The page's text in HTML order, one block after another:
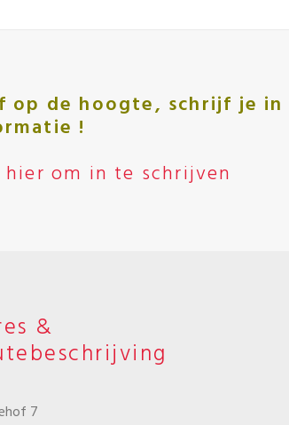
op de hoogte, schrijf je in
!
hier om in te schrijven
&
7